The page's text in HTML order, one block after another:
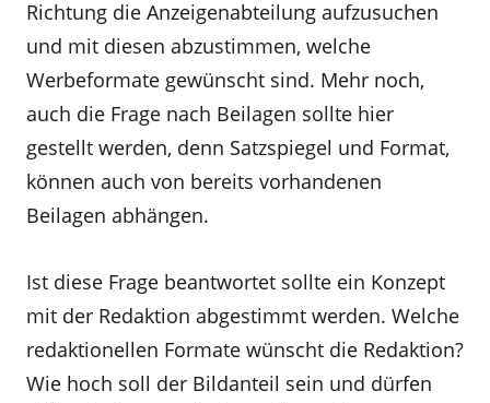
Richtung die Anzeigenabteilung aufzusuchen
und mit diesen abzustimmen, welche
Werbeformate gewünscht sind. Mehr noch,
auch die Frage nach Beilagen sollte hier
gestellt werden, denn Satzspiegel und Format,
können auch von bereits vorhandenen
Beilagen abhängen.
Ist diese Frage beantwortet sollte ein Konzept
mit der Redaktion abgestimmt werden. Welche
redaktionellen Formate wünscht die Redaktion?
Wie hoch soll der Bildanteil sein und dürfen